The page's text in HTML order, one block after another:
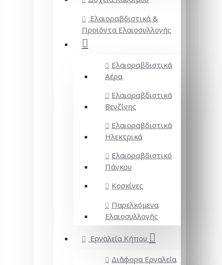
Ελαιοραβδιστικά &
Προϊόντα Ελαιοσυλλογής
Ελαιοραβδιστικά
Αέρα
Ελαιοραβδιστικά
Βενζίνης
Ελαιοραβδιστικά
Ηλεκτρικά
Ελαιοραβδιστικό
Πάγκου
Κοσκίνες
Παρελκόμενα
Ελαιοσυλλογής
Εργαλεία Κήπου
Διάφορα Εργαλεία